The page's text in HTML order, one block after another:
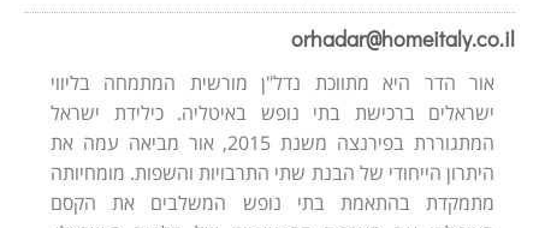
orhadar@homeitaly.co.il
אור הדר היא מתווכת נדל"ן מורשית המתמחה בליווי
ישראלים ברכישת בתי נופש באיטליה. כילידת ישראל
המתגוררת בפירנצה משנת 2015, אור מביאה עמה את
היתרון הייחודי של הבנת שתי התרבויות והשפות. מומחיותה
מתמקדת בהתאמת בתי נופש המשלבים את הקסם